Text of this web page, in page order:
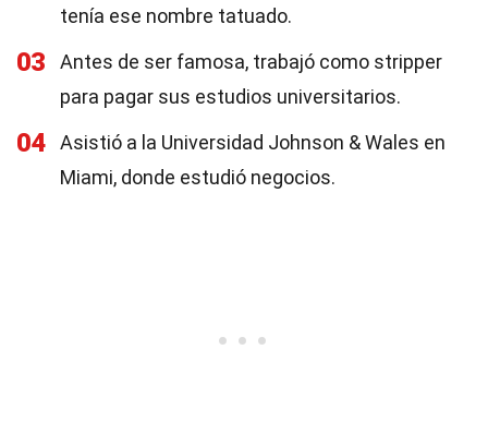
tenía ese nombre tatuado.
03
Antes de ser famosa, trabajó como stripper
para pagar sus estudios universitarios.
04
Asistió a la Universidad Johnson & Wales en
Miami, donde estudió negocios.